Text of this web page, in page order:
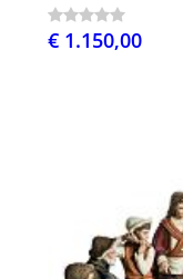
€ 1.150,00